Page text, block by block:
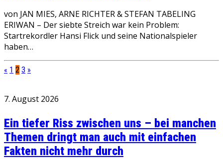
von JAN MIES, ARNE RICHTER & STEFAN TABELING
ERIWAN – Der siebte Streich war kein Problem:
Startrekordler Hansi Flick und seine Nationalspieler
haben…
« 1 2 3 »
7. August 2026
Ein tiefer Riss zwischen uns – bei manchen
Themen dringt man auch mit einfachen
Fakten nicht mehr durch